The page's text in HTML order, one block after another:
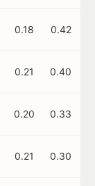
0.18 0.42
0.21 0.40
0.20 0.33
0.21 0.30